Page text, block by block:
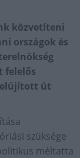
közvetíteni
országok és
felelős
út
szüksége
méltatta